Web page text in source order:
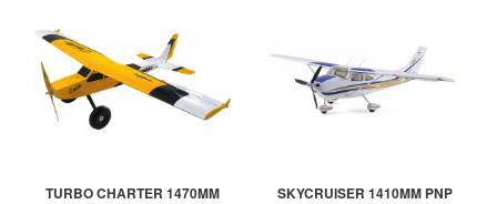
TURBO CHARTER 1470MM
SKYCRUISER 1410MM PNP